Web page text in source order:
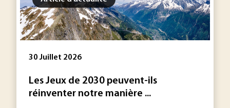
30 Juillet 2026
Les Jeux de 2030 peuvent-ils
réinventer notre manière ...